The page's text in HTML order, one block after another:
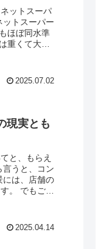
ットスーパ
2025.07.02
現実とも
と、もらえ
安
2025.04.14